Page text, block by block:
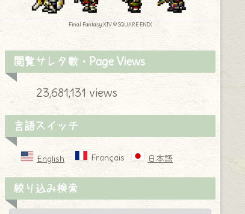
Final Fantasy XIV © SQUARE ENIX
閲覧サレタ数・Page Views
23,681,131 views
言語スイッチ
English Français 日本語
絞り込み検索